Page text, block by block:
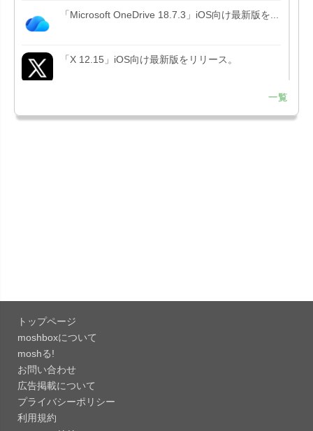
「Microsoft OneDrive 18.7.3」iOS向け最新版を...
「X 12.15」iOS向け最新版をリリース。
Liguid G...
「Evernote 11.28.2」Mac向け最新版をリリー
ス。AIプロ...
「Minecraft: クラフト、建築、サバイバル
26.40」iOS向...
一覧
トップページ
moshboxについて
moshる!
お問い合わせ
広告掲載について
プライバシーポリシー
利用規約